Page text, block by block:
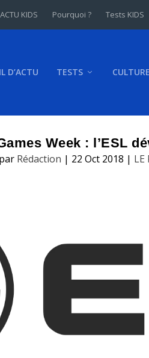
ACTU KIDS Pourquoi ? Tests KIDS
D’ACTU TESTS
Week : l’ESL
Rédaction | 22 Oct 2018 | LE